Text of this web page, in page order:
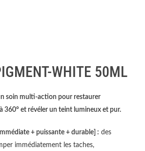
WHITE 50ML
soin multi-action pour restaurer
360° et révéler un teint lumineux et pur.
+ puissante + durable] : des
immédiatement les taches,